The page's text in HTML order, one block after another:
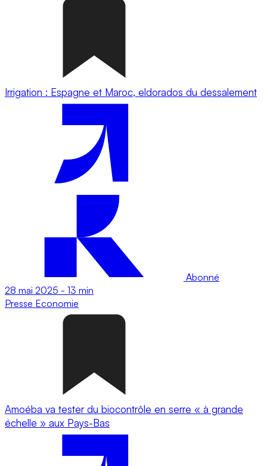
Irrigation : Espagne et Maroc, eldorados du dessalement
Abonné
28 mai 2025 - 13 min
Presse Economie
Amoéba va tester du biocontrôle en serre « à grande
échelle » aux Pays-Bas